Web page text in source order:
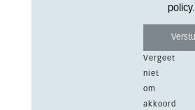
policy.
Vergeet
niet
om
akkoord